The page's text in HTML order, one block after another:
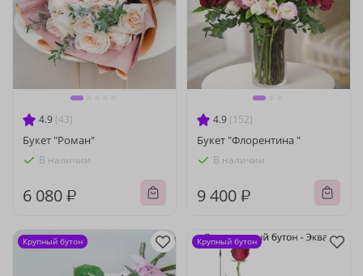
4.9 (43)
Букет "Роман"
В наличии
6 080 ₽
4.9 (152)
Букет "Флорентина "
В наличии
9 400 ₽
Крупный бутон Крупный бутон